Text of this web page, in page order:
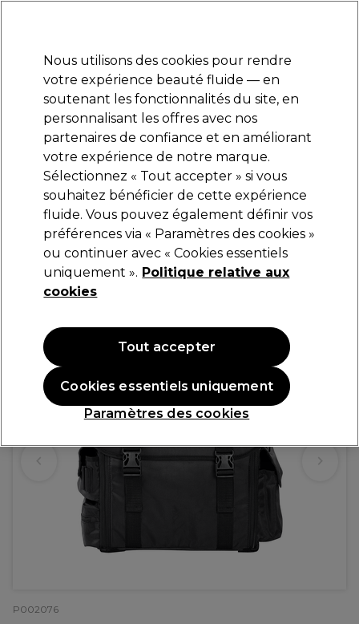
Se connecter
Marques Bons plans Coiffure Electro et Matériel
Livraison et délais
lire la suite
S-PRO Sac Équipement Ongles Artist Noir
72,67 €145,35 €
P002076
Nous utilisons des cookies pour rendre
votre expérience beauté fluide — en
soutenant les fonctionnalités du site, en
personnalisant les offres avec nos
partenaires de confiance et en améliorant
votre expérience de notre marque.
Sélectionnez « Tout accepter » si vous
souhaitez bénéficier de cette expérience
fluide. Vous pouvez également définir vos
préférences via « Paramètres des cookies »
ou continuer avec « Cookies essentiels
uniquement ». Politique relative aux
cookies
Paramètres des cookies
Cookies essentiels uniquement
Tout accepter